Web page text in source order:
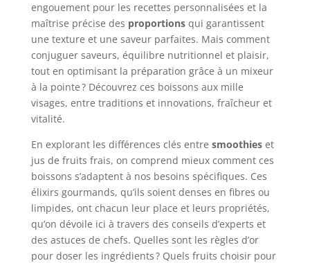
engouement pour les recettes personnalisées et la
maîtrise précise des proportionsqui garantissent
une texture et une saveur parfaites. Mais comment
conjuguer saveurs, équilibre nutritionnel et plaisir,
tout en optimisant la préparation grâce à un mixeur
à la pointe ? Découvrez ces boissons aux mille
visages, entre traditions et innovations, fraîcheur et
vitalité.
En explorant les différences clés entre smoothieset
jus de fruits frais, on comprend mieux comment ces
boissons s’adaptent à nos besoins spécifiques. Ces
élixirs gourmands, qu’ils soient denses en fibres ou
limpides, ont chacun leur place et leurs propriétés,
qu’on dévoile ici à travers des conseils d’experts et
des astuces de chefs. Quelles sont les règles d’or
pour doser les ingrédients ? Quels fruits choisir pour